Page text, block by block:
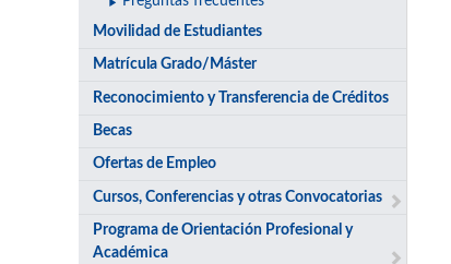
Movilidad de Estudiantes
Matrícula Grado/Máster
Reconocimiento y Transferencia de Créditos
Becas
Ofertas de Empleo
Cursos, Conferencias y otras Convocatorias
Programa de Orientación Profesional y
Académica